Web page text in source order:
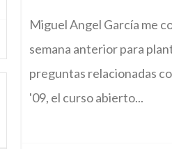
Miguel Angel García me
semana anterior para
preguntas relacionadas
'09, el curso abierto...